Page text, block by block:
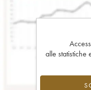
alle